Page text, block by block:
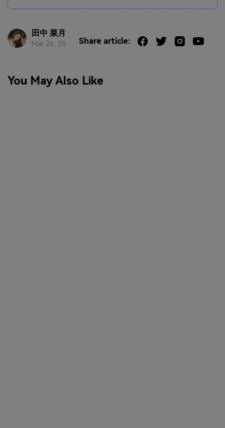
田中 菜月
Mar 26, 25 Share article:
You May Also Like